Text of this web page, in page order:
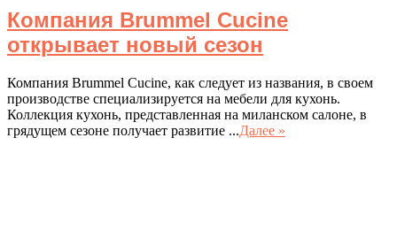
Компания Brummel Cucine
открывает новый сезон
Компания Brummel Cucine, как следует из названия, в своем
производстве специализируется на мебели для кухонь.
Коллекция кухонь, представленная на миланском салоне, в
грядущем сезоне получает развитие ...Далее »